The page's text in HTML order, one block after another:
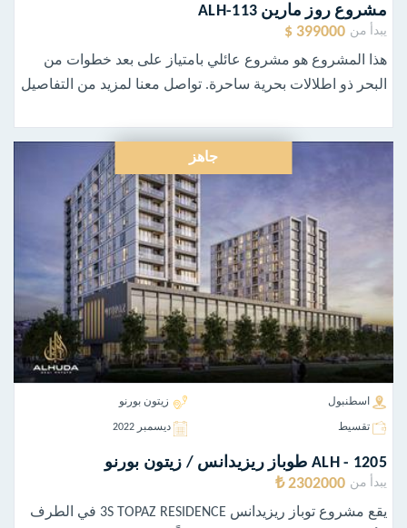
مشروع روز مارين ALH-113
يبدأ من 399000 $
هذا المشروع هو مشروع عائلي بامتياز على بعد خطوات من
البحر ذو اطلالات بحرية ساحرة. تواصل معنا لمزيد من التفاصيل
جاهز
اسطنبول زيتون بورنو
تقسيط ديسمبر 2022
ALH - 1205 طوباز ريزيدانس / زيتون بورنو
يبدأ من 2302000 ₺
يقع مشروع توباز ريزيدانس 3S TOPAZ RESIDENCE في الطرف